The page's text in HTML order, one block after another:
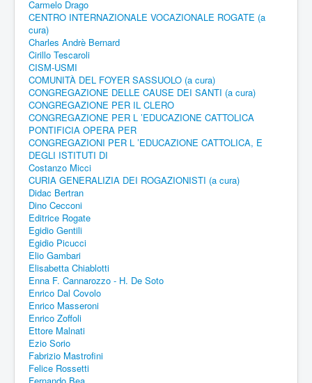
Carmelo Drago
CENTRO INTERNAZIONALE VOCAZIONALE ROGATE (a
cura)
Charles Andrè Bernard
Cirillo Tescaroli
CISM-USMI
COMUNITÀ DEL FOYER SASSUOLO (a cura)
CONGREGAZIONE DELLE CAUSE DEI SANTI (a cura)
CONGREGAZIONE PER IL CLERO
CONGREGAZIONE PER L ’EDUCAZIONE CATTOLICA
PONTIFICIA OPERA PER
CONGREGAZIONI PER L ’EDUCAZIONE CATTOLICA, E
DEGLI ISTITUTI DI
Costanzo Micci
CURIA GENERALIZIA DEI ROGAZIONISTI (a cura)
Didac Bertran
Dino Cecconi
Editrice Rogate
Egidio Gentili
Egidio Picucci
Elio Gambari
Elisabetta Chiablotti
Enna F. Cannarozzo - H. De Soto
Enrico Dal Covolo
Enrico Masseroni
Enrico Zoffoli
Ettore Malnati
Ezio Sorio
Fabrizio Mastrofini
Felice Rossetti